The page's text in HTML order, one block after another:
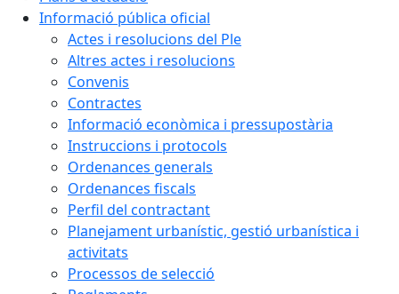
Informació pública oficial
Actes i resolucions del Ple
Altres actes i resolucions
Convenis
Contractes
Informació econòmica i pressupostària
Instruccions i protocols
Ordenances generals
Ordenances fiscals
Perfil del contractant
Planejament urbanístic, gestió urbanística i
activitats
Processos de selecció